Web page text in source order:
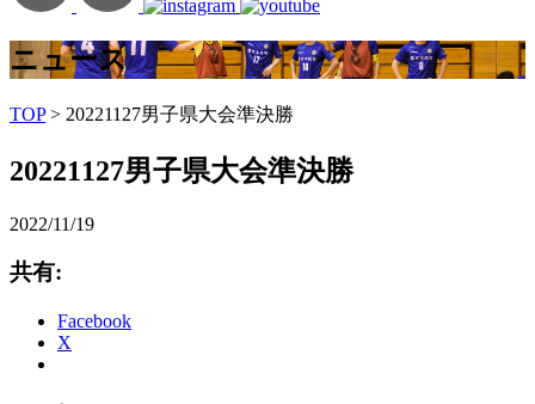
ニュース
TOP> 20221127男子県大会準決勝
20221127男子県大会準決勝
2022/11/19
共有:
Facebook
X